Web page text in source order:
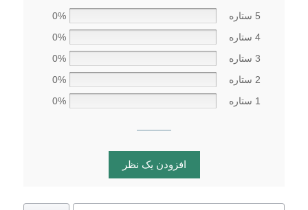
5 ستاره
0%
4 ستاره
0%
3 ستاره
0%
2 ستاره
0%
1 ستاره
0%
افزودن یک نظر